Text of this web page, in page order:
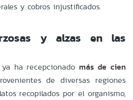
y cobros injustificados.
y alzas en las
ha recepcionado más de cien
de diversas regiones
recopilados por el organismo,